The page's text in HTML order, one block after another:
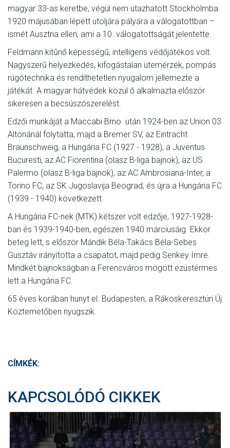
magyar 33-as keretbe, végül nem utazhatott Stockholmba.
1920 májusában lépett utoljára pályára a válogatottban –
ismét Ausztria ellen, ami a 10. válogatottságát jelentette.
Feldmann kitűnő képességű, intelligens védőjátékos volt.
Nagyszerű helyezkedés, kifogástalan ütemérzék, pompás
rúgótechnika és rendíthetetlen nyugalom jellemezte a
játékát. A magyar hátvédek közül ő alkalmazta először
sikeresen a becsúszószerelést.
Edzői munkáját a Maccabi Brno után 1924-ben az Union 03
Altonánál folytatta, majd a Bremer SV, az Eintracht
Braunschweig, a Hungária FC (1927 - 1928), a Juventus
Bucuresti, az AC Fiorentina (olasz B-liga bajnok), az US
Palermo (olasz B-liga bajnok), az AC Ambrosiana-Inter, a
Torino FC, az SK Jugoslavija Beograd, és újra a Hungária FC
(1939 - 1940) következett.
A Hungária FC-nek (MTK) kétszer volt edzője, 1927-1928-
ban és 1939-1940-ben, egészen 1940 márciusáig. Ekkor
beteg lett, s először Mándik Béla-Takács Béla-Sebes
Gusztáv irányította a csapatot, majd pedig Senkey Imre.
Mindkét bajnokságban a Ferencváros mögött ezüstérmes
lett a Hungária FC.
65 éves korában hunyt el. Budapesten, a Rákoskeresztúri Új
Köztemetőben nyugszik.
CÍMKÉK:
KAPCSOLÓDÓ CIKKEK